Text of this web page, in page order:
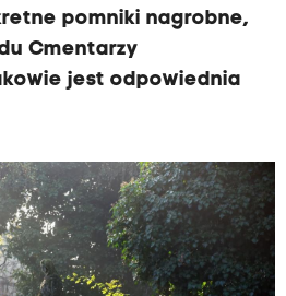
pomniki nagrobne,
Cmentarzy
jest odpowiednia